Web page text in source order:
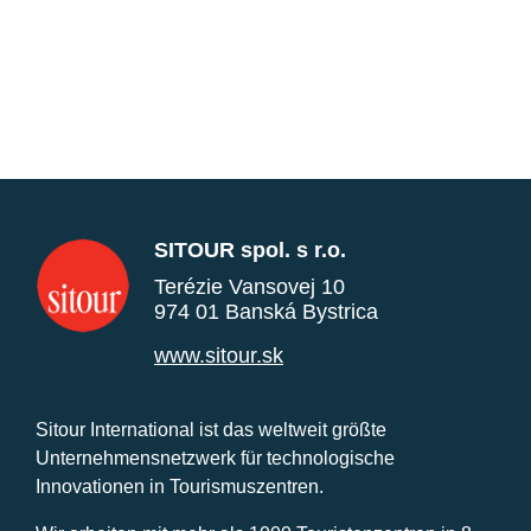
SITOUR spol. s r.o.
Terézie Vansovej 10
974 01 Banská Bystrica
www.sitour.sk
Sitour International ist das weltweit größte
Unternehmensnetzwerk für technologische
Innovationen in Tourismuszentren.